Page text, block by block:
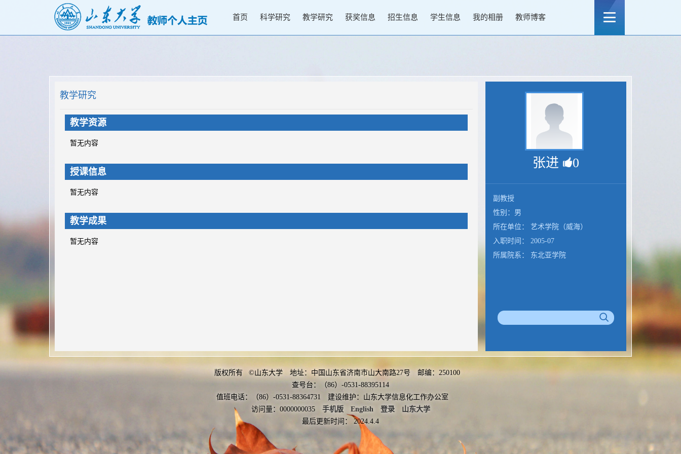
首页 科学研究 教学研究 获奖信息 招生信息 学生信息 我的相册 教师博客
教学研究
教学资源
暂无内容
授课信息
暂无内容
教学成果
暂无内容
张进 0
副教授
性别：男
所在单位： 艺术学院（威海）
入职时间： 2005-07
所属院系： 东北亚学院
版权所有 ©山东大学 地址：中国山东省济南市山大南路27号 邮编：250100
查号台：（86）-0531-88395114
值班电话：（86）-0531-88364731 建设维护：山东大学信息化工作办公室
访问量： 0000000035 手机版 English 登录
山东大学
最后更新时间： 2024.4.4